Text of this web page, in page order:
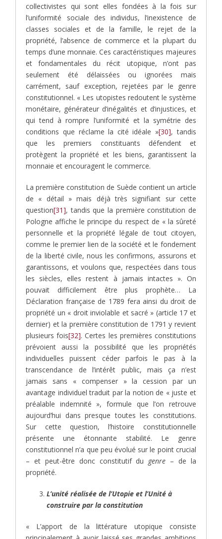
collectivistes qui sont elles fondées à la fois sur
l’uniformité sociale des individus, l’inexistence de
classes sociales et de la famille, le rejet de la
propriété, l’absence de commerce et la plupart du
temps d’une monnaie. Ces caractéristiques majeures
et fondamentales du récit utopique, n’ont pas
seulement été délaissées ou ignorées mais
carrément, sauf exception, rejetées par le genre
constitutionnel. « Les utopistes redoutent le système
monétaire, générateur d’inégalités et d’injustices, et
qui tend à rompre l’uniformité et la symétrie des
conditions que réclame la cité idéale »[30], tandis
que les premiers constituants défendent et
protègent la propriété et les biens, garantissent la
monnaie et encouragent le commerce.
La première constitution de Suède contient un article
de « détail » mais déjà très signifiant sur cette
question[31], tandis que la première constitution de
Pologne affiche le principe du respect de « la sûreté
personnelle et la propriété légale de tout citoyen,
comme le premier lien de la société et le fondement
de la liberté civile, nous les confirmons, assurons et
garantissons, et voulons que, respectées dans tous
les siècles, elles restent à jamais intactes ». On
pouvait difficilement être plus prophète… La
Déclaration française de 1789 fera ainsi du droit de
propriété un « droit inviolable et sacré » (article 17 et
dernier) et la première constitution de 1791 y revient
plusieurs fois[32]. Certes les premières constitutions
prévoient aussi la possibilité que les propriétés
individuelles puissent céder parfois le pas à la
transcendance de l’intérêt public, mais ça n’est
jamais sans « compenser » la cession par un
avantage individuel traduit par la notion de « juste et
préalable indemnité », formule que l’on retrouve
aujourd’hui dans presque toutes les constitutions.
Sur cette question, l’histoire constitutionnelle
présente une étonnante stabilité. Le genre
constitutionnel n’a que peu évolué sur le point crucial
– et peut-être donc constitutif du genre – de la
propriété.
L’unité réalisée de l’Utopie et l’Unité à
construire par la constitution
« L’apport de la littérature utopique consiste